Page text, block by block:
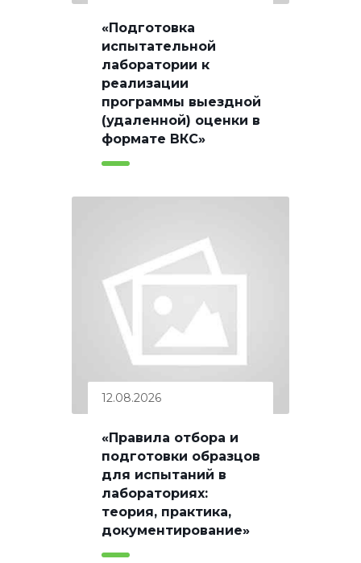
«Подготовка
испытательной
лаборатории к
реализации
программы выездной
(удаленной) оценки в
формате ВКС»
12.08.2026
«Правила отбора и
подготовки образцов
для испытаний в
лабораториях:
теория, практика,
документирование»